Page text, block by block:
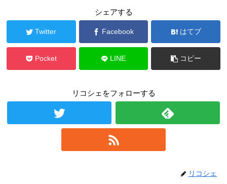
シェアする
Twitter Facebook はてブ
Pocket LINE コピー
リコシェをフォローする
リコシェ